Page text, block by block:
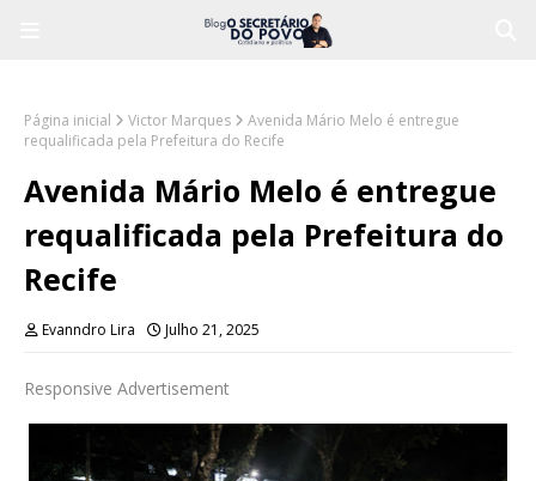
Página inicial Victor Marques
Avenida Mário Melo é entregue
requalificada pela Prefeitura do Recife
Avenida Mário Melo é entregue
requalificada pela Prefeitura do
Recife
Evanndro Lira Julho 21, 2025
Responsive Advertisement